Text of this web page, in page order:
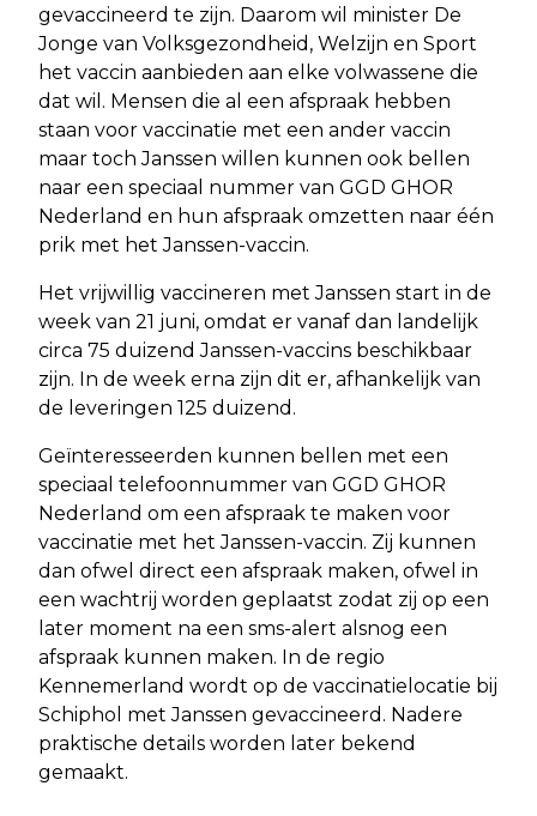
gevaccineerd te zijn. Daarom wil minister De
Jonge van Volksgezondheid, Welzijn en Sport
het vaccin aanbieden aan elke volwassene die
dat wil. Mensen die al een afspraak hebben
staan voor vaccinatie met een ander vaccin
maar toch Janssen willen kunnen ook bellen
naar een speciaal nummer van GGD GHOR
Nederland en hun afspraak omzetten naar één
prik met het Janssen-vaccin.
Het vrijwillig vaccineren met Janssen start in de
week van 21 juni, omdat er vanaf dan landelijk
circa 75 duizend Janssen-vaccins beschikbaar
zijn. In de week erna zijn dit er, afhankelijk van
de leveringen 125 duizend.
Geïnteresseerden kunnen bellen met een
speciaal telefoonnummer van GGD GHOR
Nederland om een afspraak te maken voor
vaccinatie met het Janssen-vaccin. Zij kunnen
dan ofwel direct een afspraak maken, ofwel in
een wachtrij worden geplaatst zodat zij op een
later moment na een sms-alert alsnog een
afspraak kunnen maken. In de regio
Kennemerland wordt op de vaccinatielocatie bij
Schiphol met Janssen gevaccineerd. Nadere
praktische details worden later bekend
gemaakt.